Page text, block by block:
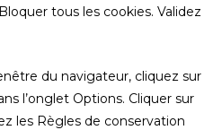
tous les cookies. Validez
du navigateur, cliquez sur
l’onglet Options. Cliquer sur
les Règles de conservation